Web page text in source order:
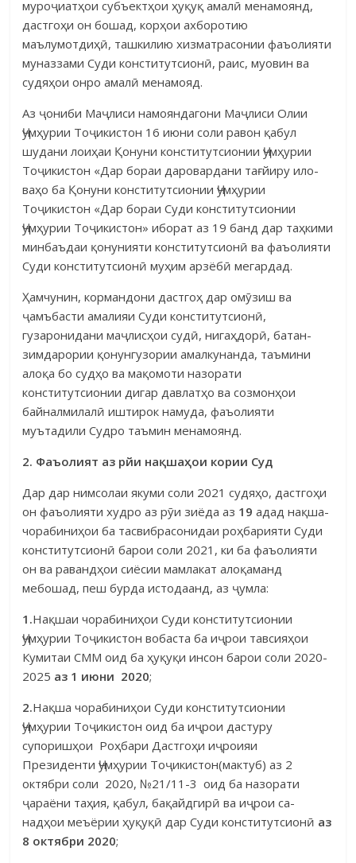
муроҷиатҳои субъектҳои ҳуқуқ амалӣ менамоянд,
дастгоҳи он бошад, корҳои ахборотию
маълумотдиҳӣ, ташкилию хизматрасонии фаъо­лияти
муназзами Суди конститутсионӣ, раис, муовин ва
судяҳои онро ама­лӣ менамояд.
Аз ҷониби Маҷлиси намояндагони Маҷлиси Олии
Ҷумҳурии Тоҷи­кистон 16 июни соли равон қабул
шудани лоиҳаи Қонуни консти­тутсионии Ҷумҳурии
Тоҷикистон «Дар бораи даровардани тағйиру ило­
ваҳо ба Қонуни конститутсионии Ҷумҳурии
Тоҷикистон «Дар бораи Суди консти­тутсионии
Ҷумҳурии Тоҷикистон» иборат аз 19 банд дар таҳкими
мин­баъдаи қонунияти конститутсионӣ ва фаъолияти
Суди конститутсионӣ му­ҳим арзёбӣ мегардад.
Ҳамчунин, кормандони дастгоҳ дар омӯзиш ва
ҷамъбасти амали­яи Суди конститутсионӣ,
гузаронидани маҷлисҳои судӣ, нигаҳдорӣ, батан­
зимдарории қонунгузории амалкунанда, таъмини
алоқа бо судҳо ва ма­қомоти назорати
конститутсионии дигар давлатҳо ва созмонҳои
байнал­милалӣ иштирок намуда, фаъолияти
муътадили Судро таъмин менамоянд.
2. Фаъолият аз рйи нақшаҳои кории Суд
Дар дар нимсолаи якуми соли 2021 судяҳо, дастгоҳи
он фаъолияти худро аз рӯи зиёда аз 19 адад нақша-
чорабиниҳои ба тасвибрасонидаи роҳ­барияти Суди
конститутсионӣ барои соли 2021, ки ба фаъолияти
он ва равандҳои сиёсии мамлакат алоқаманд
мебошад, пеш бурда истодаанд, аз ҷумла:
1.Нақшаи чорабиниҳои Суди конститутсионии
Ҷумҳурии Тоҷикис­тон вобаста ба иҷрои тавсияҳои
Кумитаи СММ оид ба ҳуқуқи инсон барои соли 2020-
2025 аз 1 июни 2020;
2.Нақша чорабиниҳои Суди конститутсионии
Ҷумҳурии Тоҷикистон оид ба иҷрои дастуру
супоришҳои Роҳбари Дастгоҳи иҷроияи
Президенти Ҷумҳурии Тоҷикистон(мактуб) аз 2
октябри соли 2020, №21/11-3 оид ба назорати
ҷараёни таҳия, қабул, бақайдгирӣ ва иҷрои са-
надҳои меъёрии ҳуқуқӣ дар Суди конститутсионӣ аз
8 октябри 2020;